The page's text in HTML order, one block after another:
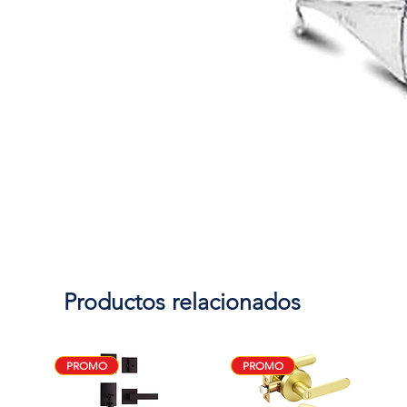
Productos relacionados
PROMO PROMO